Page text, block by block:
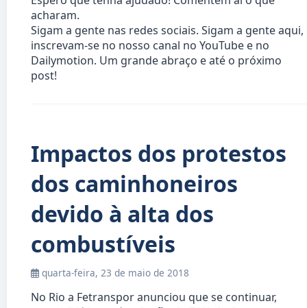
acharam.
Sigam a gente nas redes sociais. Sigam a gente aqui,
inscrevam-se no nosso canal no YouTube e no
Dailymotion. Um grande abraço e até o próximo
post!
Impactos dos protestos
dos caminhoneiros
devido à alta dos
combustíveis
quarta-feira, 23 de maio de 2018
No Rio a Fetranspor anunciou que se continuar,